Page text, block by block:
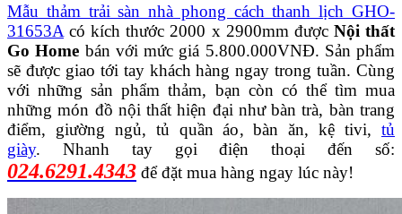
Mẫu thảm trải sàn nhà phong cách thanh lịch GHO-
31653A có kích thước 2000 x 2900mm được Nội thất
Go Home bán với mức giá 5.800.000VNĐ. Sản phẩm
sẽ được giao tới tay khách hàng ngay trong tuần. Cùng
với những sản phẩm thảm, bạn còn có thể tìm mua
những món đồ nội thất hiện đại như bàn trà, bàn trang
điểm, giường ngủ, tủ quần áo, bàn ăn, kệ tivi, tủ
giày. Nhanh tay gọi điện thoại đến số:
024.6291.4343 để đặt mua hàng ngay lúc này!